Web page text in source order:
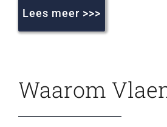
Lees meer >>>
Waarom